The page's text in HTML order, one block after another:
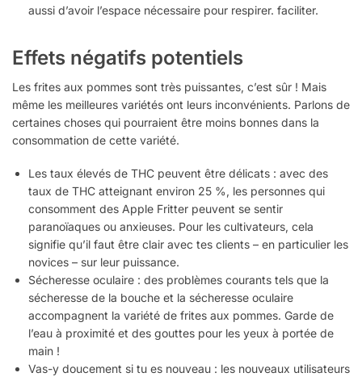
aussi d’avoir l’espace nécessaire pour respirer. faciliter.
Effets négatifs potentiels
Les frites aux pommes sont très puissantes, c’est sûr ! Mais
même les meilleures variétés ont leurs inconvénients. Parlons de
certaines choses qui pourraient être moins bonnes dans la
consommation de cette variété.
Les taux élevés de THC peuvent être délicats : avec des
taux de THC atteignant environ 25 %, les personnes qui
consomment des Apple Fritter peuvent se sentir
paranoïaques ou anxieuses. Pour les cultivateurs, cela
signifie qu’il faut être clair avec tes clients – en particulier les
novices – sur leur puissance.
Sécheresse oculaire : des problèmes courants tels que la
sécheresse de la bouche et la sécheresse oculaire
accompagnent la variété de frites aux pommes. Garde de
l’eau à proximité et des gouttes pour les yeux à portée de
main !
Vas-y doucement si tu es nouveau : les nouveaux utilisateurs